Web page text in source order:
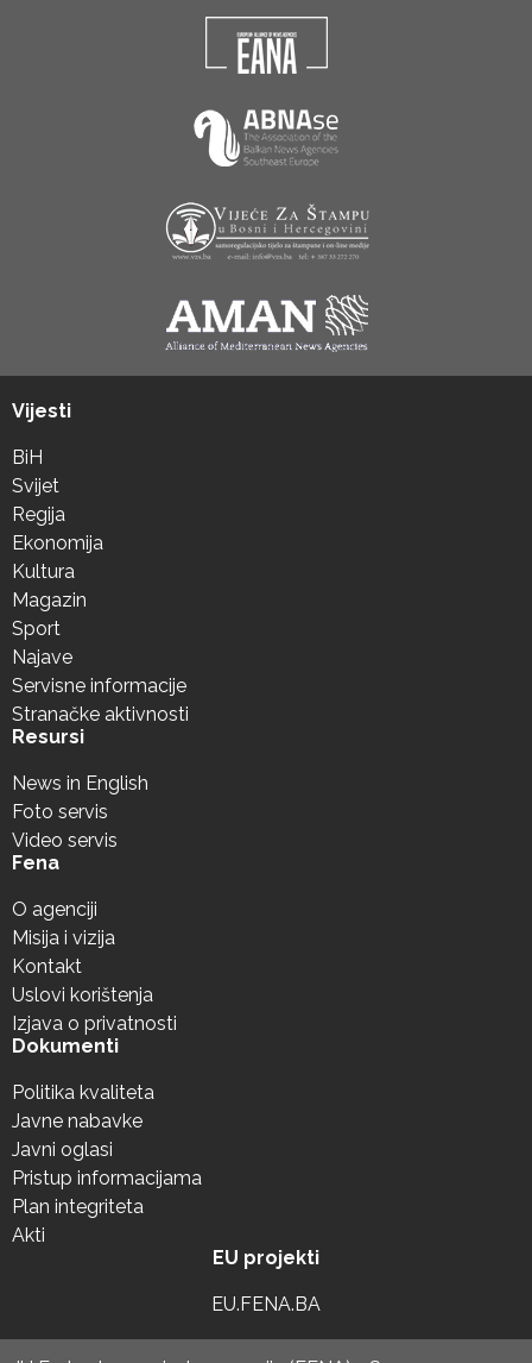
Vijesti
BiH
Svijet
Regija
Ekonomija
Kultura
Magazin
Sport
Najave
Servisne informacije
Stranačke aktivnosti
Resursi
News in English
Foto servis
Video servis
Fena
O agenciji
Misija i vizija
Kontakt
Uslovi korištenja
Izjava o privatnosti
Dokumenti
Politika kvaliteta
Javne nabavke
Javni oglasi
Pristup informacijama
Plan integriteta
Akti
EU projekti
EU.FENA.BA